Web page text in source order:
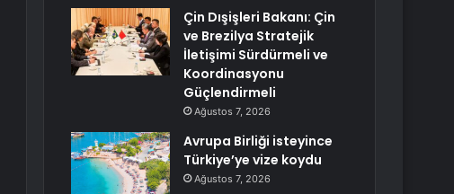
Çin Dışişleri Bakanı: Çin
ve Brezilya Stratejik
İletişimi Sürdürmeli ve
Koordinasyonu
Güçlendirmeli
Ağustos 7, 2026
Avrupa Birliği isteyince
Türkiye’ye vize koydu
Ağustos 7, 2026